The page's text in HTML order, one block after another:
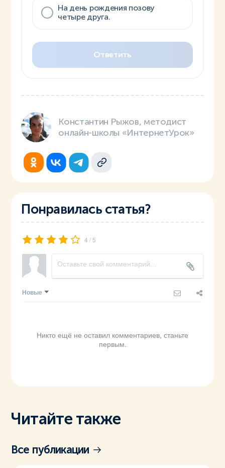
На день рождения позову
четыре друга.
Ответить
Константин Рыжов, методист
онлайн-школы «ИнтернетУрок»
Понравилась статья?
4 / 5
Новые
Никто ещё не оставил комментариев, станьте
первым.
Читайте также
Все публикации